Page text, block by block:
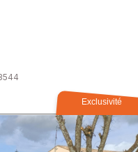
Exclusivité